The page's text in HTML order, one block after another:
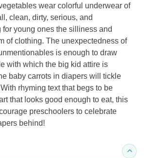
wear colorful underwear of
clean, dirty, serious, and
for young ones the silliness and
of clothing. The unexpectedness of
is enough to draw
with which the big kid attire is
baby carrots in diapers will tickle
rhyming text that begs to be
that looks good enough to eat, this
preschoolers to celebrate
behind!
收合